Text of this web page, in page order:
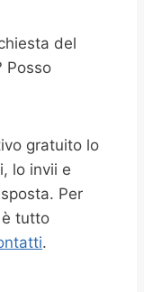
del
Posso
gratuito lo
lo invii e
Per
tutto
.